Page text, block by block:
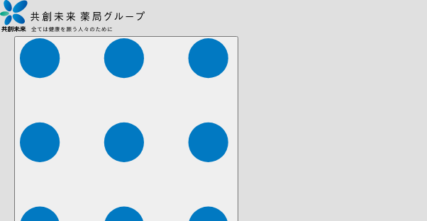
株式会社ファーマみらい 株式会社ストレチア